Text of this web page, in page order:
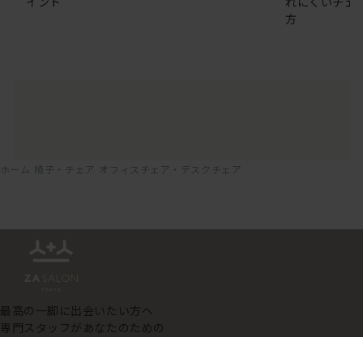
方
ホーム 椅子・チェア オフィスチェア・デスクチェア
最高の一脚に出会いたい方へ
専門スタッフがあなたのための